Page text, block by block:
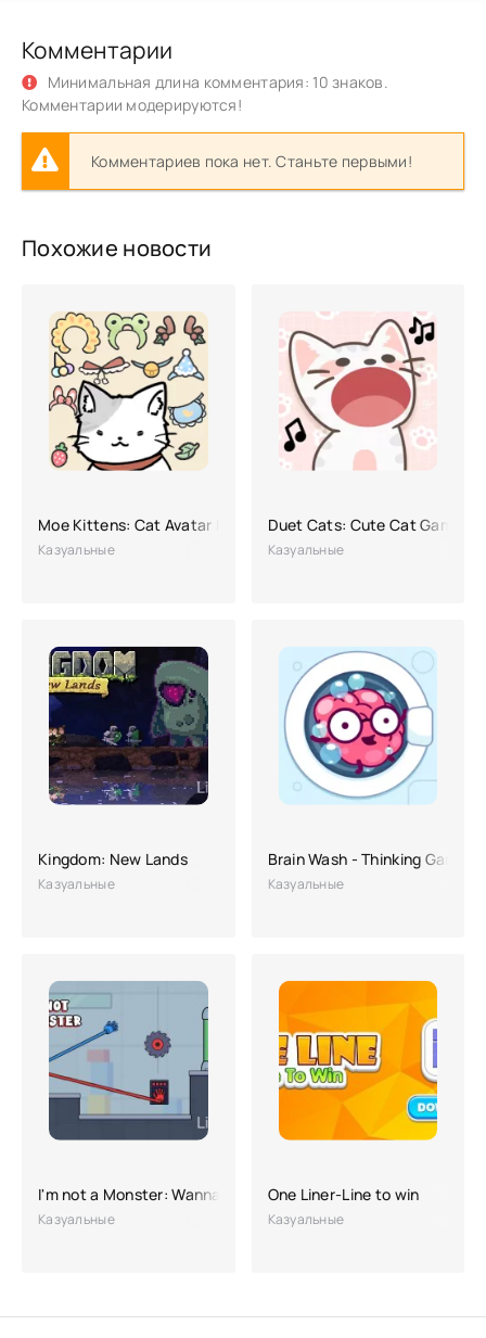
Комментарии
Минимальная длина комментария: 10 знаков.
Комментарии модерируются!
Комментариев пока нет. Станьте первыми!
Похожие новости
Moe Kittens: Cat Avatar Maker
Казуальные
Duet Cats: Cute Cat Game
Казуальные
Kingdom: New Lands
Казуальные
Brain Wash - Thinking Game
Казуальные
I'm not a Monster: Wanna Live
Казуальные
One Liner-Line to win
Казуальные